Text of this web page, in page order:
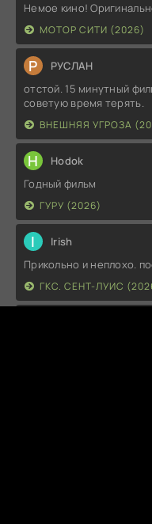
Немое кино!
МОТОР СИТИ (2026)
Р РУСЛАН
отстой. 15 минутный
советую время терять.
ВНЕШНЯЯ УГРОЗА
H Hodok
Годный фильм
ГУРУ (2026)
I Irish
Прикольно и неплохо.
ГКС. СЕНТ-ЛУИС